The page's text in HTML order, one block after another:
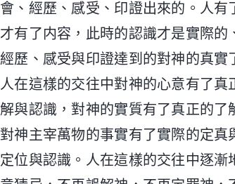
會、經歷、感受、印證出來的。人
才有了内容，此時的認識才是實際的
經歷、感受與印證達到的對神的真實
人在這樣的交往中對神的心意有了
解與認識，對神的實質有了真正的了
對神主宰萬物的事實有了實際的定
定位與認識。人在這樣的交往中逐